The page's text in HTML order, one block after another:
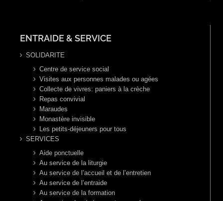
ENTRAIDE & SERVICE
SOLIDARITE
Centre de service social
Visites aux personnes malades ou agées
Collecte de vivres: paniers à la crèche
Repas convivial
Maraudes
Monastère invisible
Les petits-déjeuners pour tous
SERVICES
Aide ponctuelle
Au service de la liturgie
Au service de l’accueil et de l’entretien
Au service de l’entraide
Au service de la formation